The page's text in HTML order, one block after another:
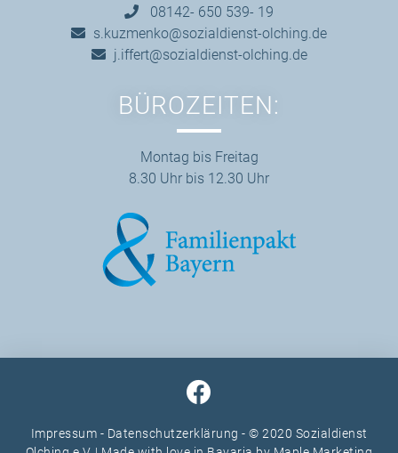
08142- 650 539- 19
s.kuzmenko@sozialdienst-olching.de
j.iffert@sozialdienst-olching.de
BÜROZEITEN:
Montag bis Freitag
8.30 Uhr bis 12.30 Uhr
Impressum - Datenschutzerklärung - © 2020 Sozialdienst